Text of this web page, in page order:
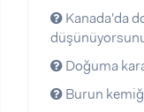
Kanada'da
Doğuma
Burun